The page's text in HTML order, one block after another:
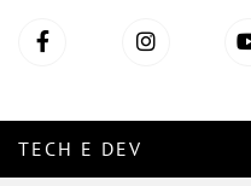
TECH E DEV